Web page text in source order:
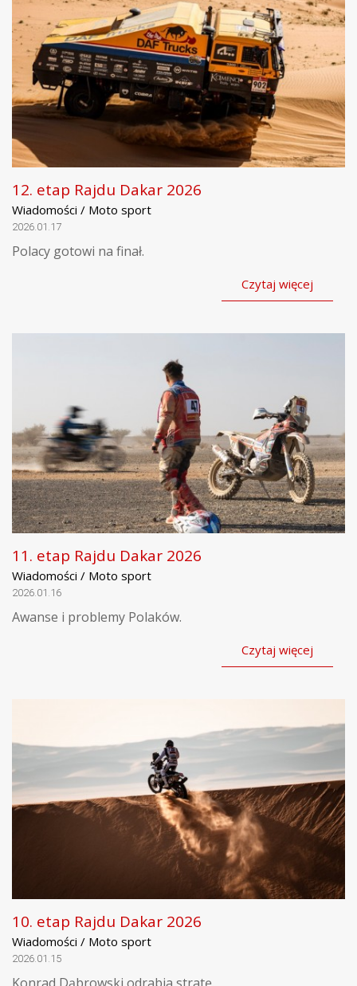
12. etap Rajdu Dakar 2026
Wiadomości / Moto sport
2026.01.17
Polacy gotowi na finał.
Czytaj więcej
11. etap Rajdu Dakar 2026
Wiadomości / Moto sport
2026.01.16
Awanse i problemy Polaków.
Czytaj więcej
10. etap Rajdu Dakar 2026
Wiadomości / Moto sport
2026.01.15